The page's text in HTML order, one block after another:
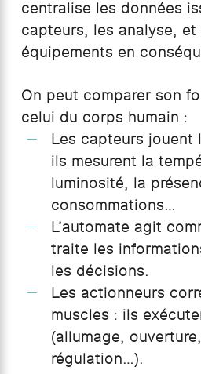
centralise les données
capteurs, les analyse,
équipements en
On peut comparer son
celui du corps humain :
Les capteurs jouent
ils mesurent la
luminosité, la
consommations…
L’automate agit
traite les
les décisions.
Les actionneurs
muscles : ils
(allumage,
régulation…).